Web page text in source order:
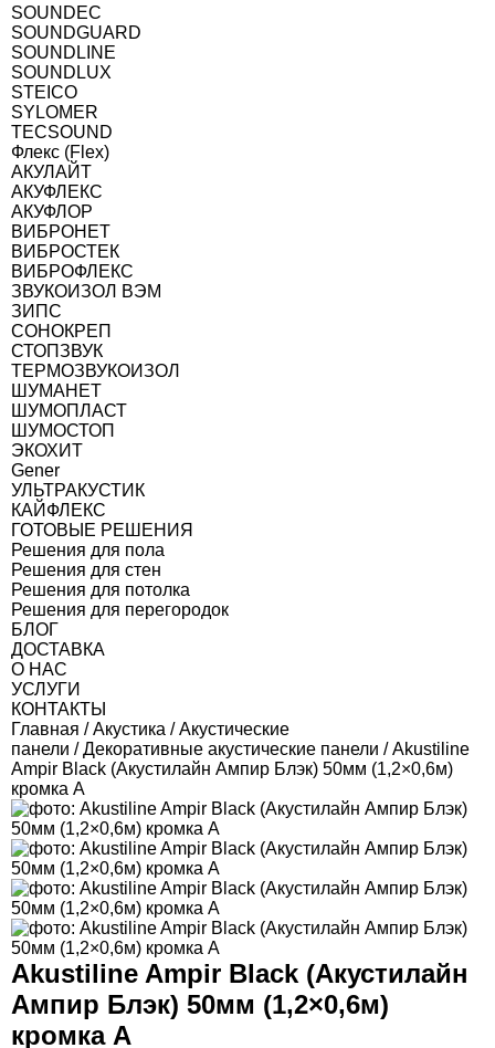
SOUNDEC
SOUNDGUARD
SOUNDLINE
SOUNDLUX
STEICO
SYLOMER
TECSOUND
Флекс (Flex)
АКУЛАЙТ
АКУФЛЕКС
АКУФЛОР
ВИБРОНЕТ
ВИБРОСТЕК
ВИБРОФЛЕКС
ЗВУКОИЗОЛ ВЭМ
ЗИПС
СОНОКРЕП
СТОПЗВУК
ТЕРМОЗВУКОИЗОЛ
ШУМАНЕТ
ШУМОПЛАСТ
ШУМОСТОП
ЭКОХИТ
Gener
УЛЬТРАКУСТИК
КАЙФЛЕКС
ГОТОВЫЕ РЕШЕНИЯ
Решения для пола
Решения для стен
Решения для потолка
Решения для перегородок
БЛОГ
ДОСТАВКА
О НАС
УСЛУГИ
КОНТАКТЫ
Главная /Акустика /Акустические
панели /Декоративные акустические панели / Akustiline
Ampir Black (Акустилайн Ампир Блэк) 50мм (1,2×0,6м)
кромка А
Akustiline Ampir Black (Акустилайн
Ампир Блэк) 50мм (1,2×0,6м)
кромка А